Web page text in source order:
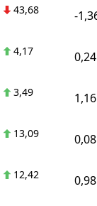
43,68 -
4,17 0,24
3,49 1,16
13,09 0,08
12,42 0,98